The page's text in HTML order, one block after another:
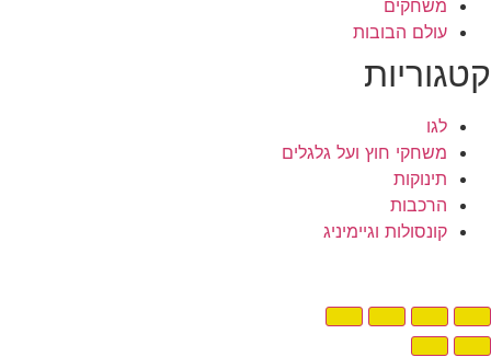
משחקים
עולם הבובות
לגו
משחקי חוץ ועל גלגלים
תינוקות
הרכבות
קונסולות וגיימיניג